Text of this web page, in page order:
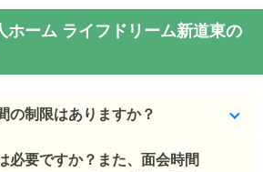
ホーム ライフドリーム新道東の
の制限はありますか？
です。一人でも外出可能です。
必要ですか？また、面会時間